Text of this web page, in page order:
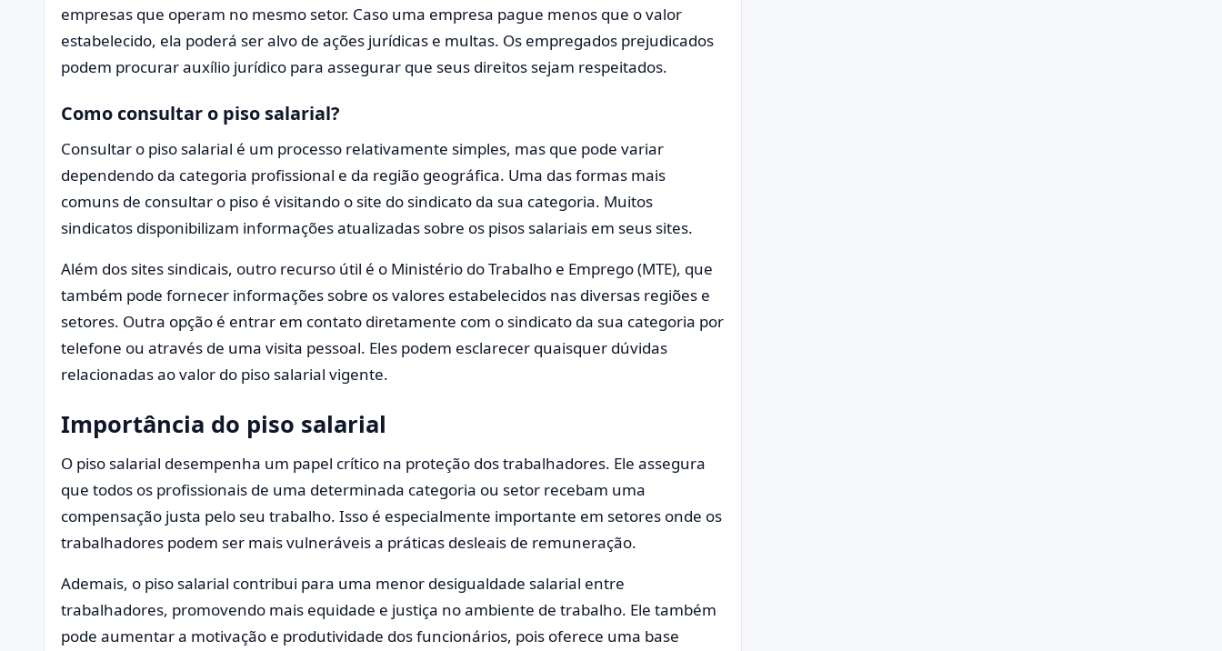
empresas que operam no mesmo setor. Caso uma empresa pague menos que o valor
estabelecido, ela poderá ser alvo de ações jurídicas e multas. Os empregados prejudicados
podem procurar auxílio jurídico para assegurar que seus direitos sejam respeitados.
Como consultar o piso salarial?
Consultar o piso salarial é um processo relativamente simples, mas que pode variar
dependendo da categoria profissional e da região geográfica. Uma das formas mais
comuns de consultar o piso é visitando o site do sindicato da sua categoria. Muitos
sindicatos disponibilizam informações atualizadas sobre os pisos salariais em seus sites.
Além dos sites sindicais, outro recurso útil é o Ministério do Trabalho e Emprego (MTE), que
também pode fornecer informações sobre os valores estabelecidos nas diversas regiões e
setores. Outra opção é entrar em contato diretamente com o sindicato da sua categoria por
telefone ou através de uma visita pessoal. Eles podem esclarecer quaisquer dúvidas
relacionadas ao valor do piso salarial vigente.
Importância do piso salarial
O piso salarial desempenha um papel crítico na proteção dos trabalhadores. Ele assegura
que todos os profissionais de uma determinada categoria ou setor recebam uma
compensação justa pelo seu trabalho. Isso é especialmente importante em setores onde os
trabalhadores podem ser mais vulneráveis a práticas desleais de remuneração.
Ademais, o piso salarial contribui para uma menor desigualdade salarial entre
trabalhadores, promovendo mais equidade e justiça no ambiente de trabalho. Ele também
pode aumentar a motivação e produtividade dos funcionários, pois oferece uma base